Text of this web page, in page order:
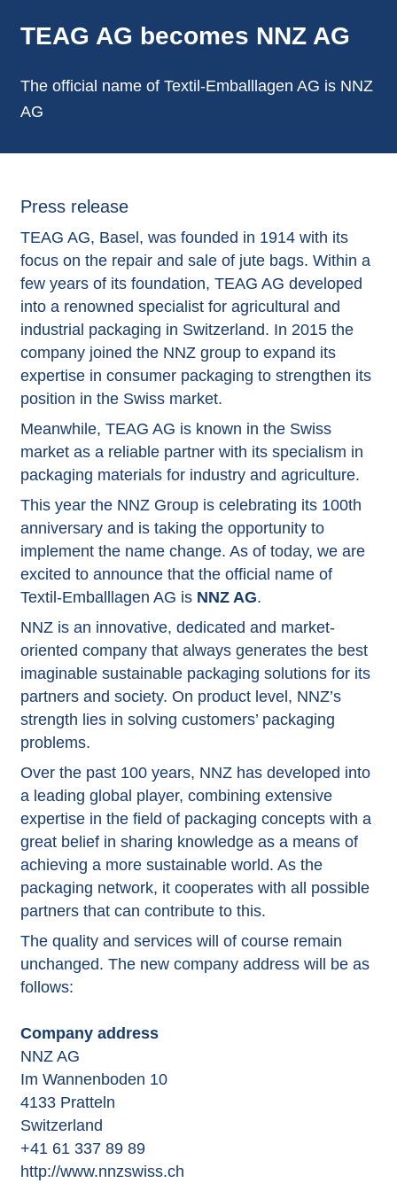
TEAG AG becomes NNZ AG
The official name of Textil-Emballlagen AG is NNZ
AG
Press release
TEAG AG, Basel, was founded in 1914 with its
focus on the repair and sale of jute bags. Within a
few years of its foundation, TEAG AG developed
into a renowned specialist for agricultural and
industrial packaging in Switzerland. In 2015 the
company joined the NNZ group to expand its
expertise in consumer packaging to strengthen its
position in the Swiss market.
Meanwhile, TEAG AG is known in the Swiss
market as a reliable partner with its specialism in
packaging materials for industry and agriculture.
This year the NNZ Group is celebrating its 100th
anniversary and is taking the opportunity to
implement the name change. As of today, we are
excited to announce that the official name of
Textil-Emballlagen AG is NNZ AG.
NNZ is an innovative, dedicated and market-
oriented company that always generates the best
imaginable sustainable packaging solutions for its
partners and society. On product level, NNZ’s
strength lies in solving customers’ packaging
problems.
Over the past 100 years, NNZ has developed into
a leading global player, combining extensive
expertise in the field of packaging concepts with a
great belief in sharing knowledge as a means of
achieving a more sustainable world. As the
packaging network, it cooperates with all possible
partners that can contribute to this.
The quality and services will of course remain
unchanged. The new company address will be as
follows:
Company address
NNZ AG
Im Wannenboden 10
4133 Pratteln
Switzerland
+41 61 337 89 89
http://www.nnzswiss.ch